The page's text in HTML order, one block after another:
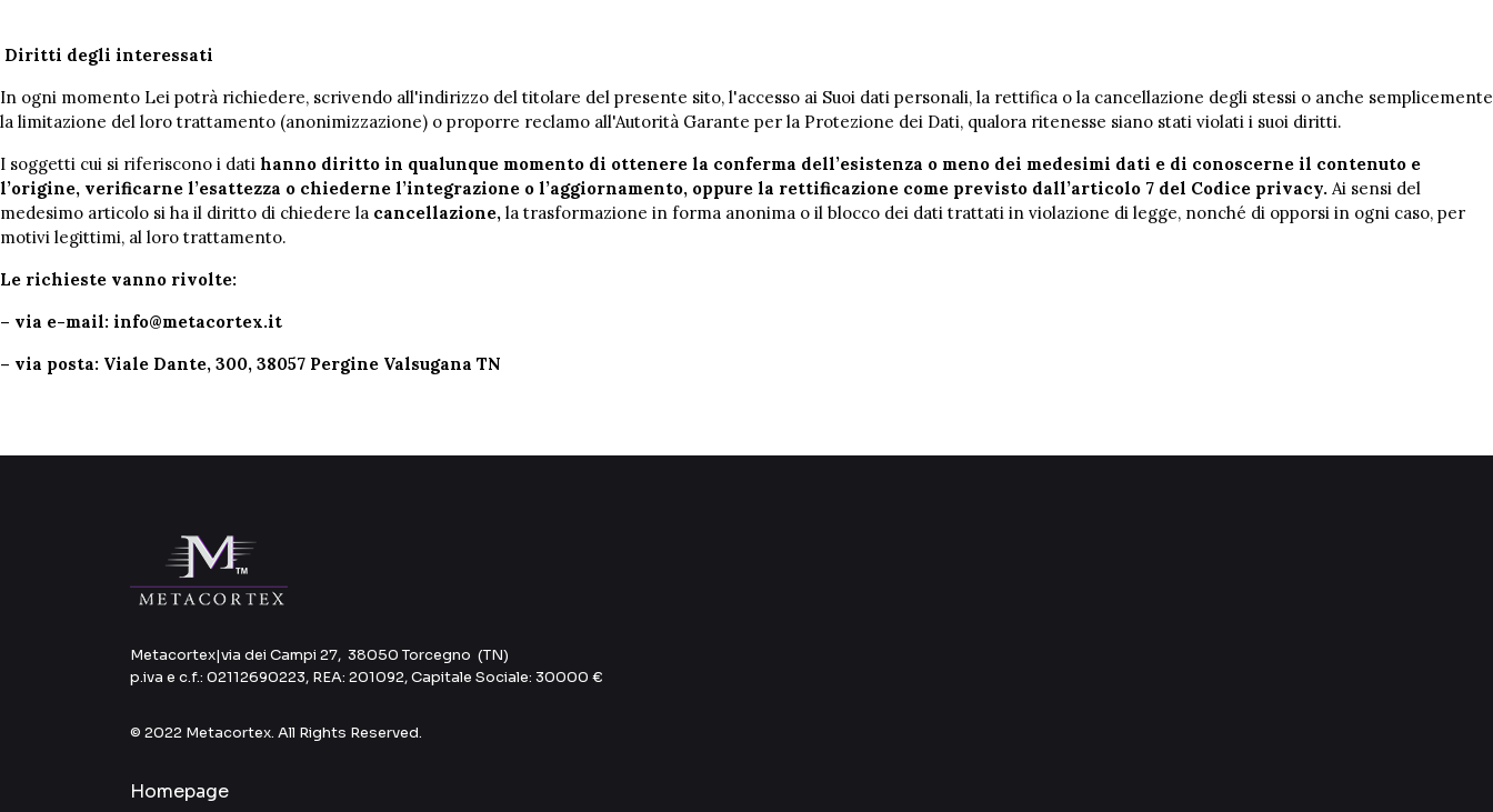
Diritti degli interessati
In ogni momento Lei potrà richiedere, scrivendo all'indirizzo del titolare del presente sito, l'accesso ai Suoi dati personali, la rettifica o la cancellazione degli stessi o anche semplicemente
la limitazione del loro trattamento (anonimizzazione) o proporre reclamo all'Autorità Garante per la Protezione dei Dati, qualora ritenesse siano stati violati i suoi diritti.
I soggetti cui si riferiscono i dati hanno diritto in qualunque momento di ottenere la conferma dell’esistenza o meno dei medesimi dati e di conoscerne il contenuto e
l’origine, verificarne l’esattezza o chiederne l’integrazione o l’aggiornamento, oppure la rettificazione come previsto dall’articolo 7 del Codice privacy. Ai sensi del
medesimo articolo si ha il diritto di chiedere la cancellazione, la trasformazione in forma anonima o il blocco dei dati trattati in violazione di legge, nonché di opporsi in ogni caso, per
motivi legittimi, al loro trattamento.
Le richieste vanno rivolte:
– via e-mail: info@metacortex.it
– via posta: Viale Dante, 300, 38057 Pergine Valsugana TN
Metacortex|via dei Campi 27, 38050 Torcegno (TN)
p.iva e c.f.: 02112690223, REA: 201092, Capitale Sociale: 30000 €
© 2022 Metacortex. All Rights Reserved.
Homepage